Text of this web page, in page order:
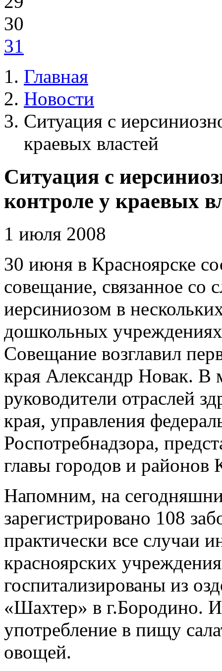
30
31
Главная
Новости
Ситуация с
краевых властей
Ситуация с
контроле у краевых
1 июля 2008
30 июня в Красноярске
совещание, связанное со
иерсиниозом в
дошкольных
Совещание возглавил
края Александр Новак. В
руководители отраслей
края, управления
Роспотребнадзора,
главы городов и районов
Напомним, на
зарегистрировано 108
практически все случаи
красноярских
госпитализированы из
«Шахтер» в г.Бородино.
употребление в пищу
овощей.